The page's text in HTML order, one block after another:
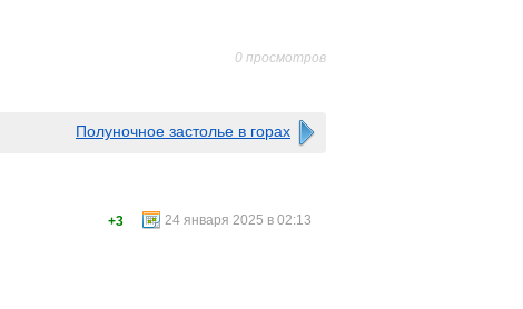
0 просмотров
Полуночное застолье в горах
24 января 2025 в 02:13
+3